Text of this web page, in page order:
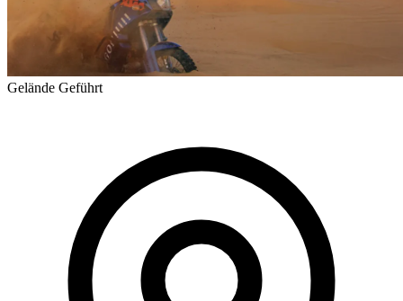
Gelände Geführt